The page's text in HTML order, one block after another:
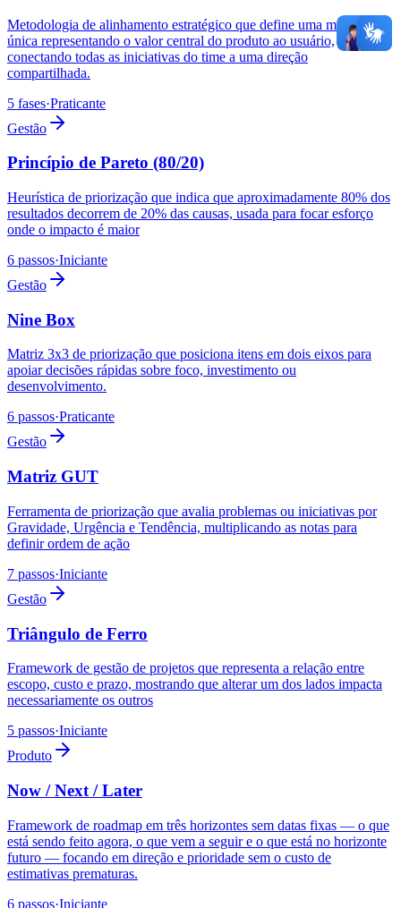
Metodologia de alinhamento estratégico que define uma métrica
única representando o valor central do produto ao usuário,
conectando todas as iniciativas do time a uma direção
compartilhada.
5 fases·Praticante
Gestão
Princípio de Pareto (80/20)
Heurística de priorização que indica que aproximadamente 80% dos
resultados decorrem de 20% das causas, usada para focar esforço
onde o impacto é maior
6 passos·Iniciante
Gestão
Nine Box
Matriz 3x3 de priorização que posiciona itens em dois eixos para
apoiar decisões rápidas sobre foco, investimento ou
desenvolvimento.
6 passos·Praticante
Gestão
Matriz GUT
Ferramenta de priorização que avalia problemas ou iniciativas por
Gravidade, Urgência e Tendência, multiplicando as notas para
definir ordem de ação
7 passos·Iniciante
Gestão
Triângulo de Ferro
Framework de gestão de projetos que representa a relação entre
escopo, custo e prazo, mostrando que alterar um dos lados impacta
necessariamente os outros
5 passos·Iniciante
Produto
Now / Next / Later
Framework de roadmap em três horizontes sem datas fixas — o que
está sendo feito agora, o que vem a seguir e o que está no horizonte
futuro — focando em direção e prioridade sem o custo de
estimativas prematuras.
6 passos·Iniciante